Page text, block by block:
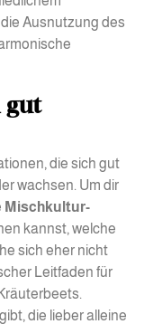
Ausnutzung des
gut
die sich gut
wachsen. Um dir
Mischkultur-
kannst, welche
sich eher nicht
Leitfaden für
die lieber alleine